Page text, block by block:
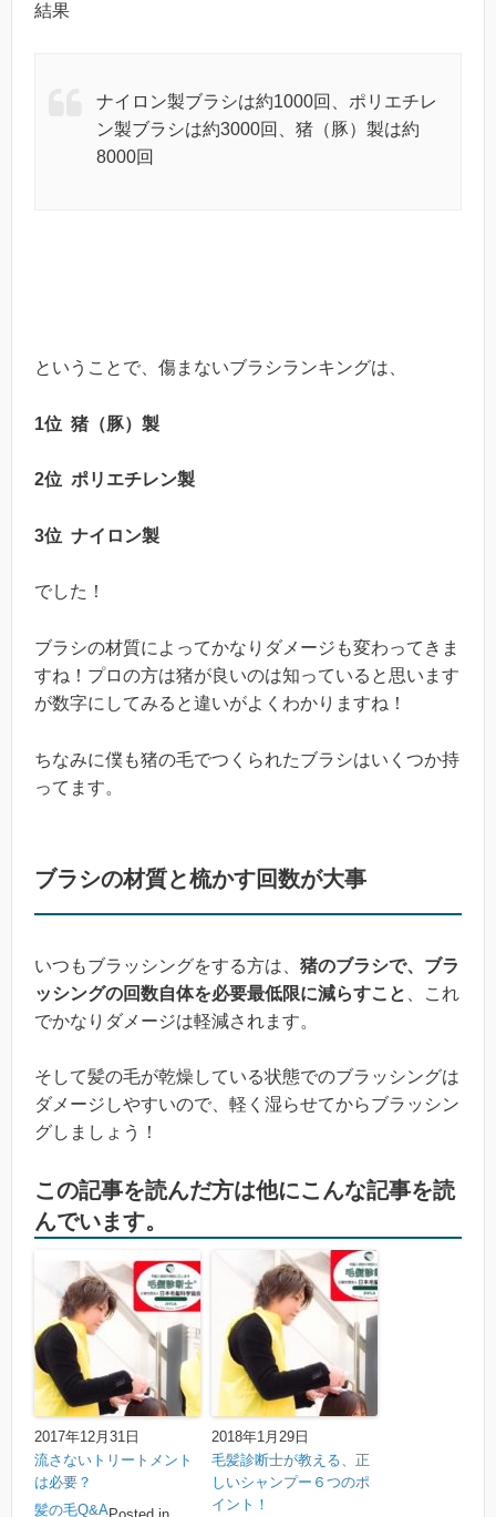
結果
ナイロン製ブラシは約1000回、ポリエチレ
ン製ブラシは約3000回、猪（豚）製は約
8000回
ということで、傷まないブラシランキングは、
1位 猪（豚）製
2位 ポリエチレン製
3位 ナイロン製
でした！
ブラシの材質によってかなりダメージも変わってきま
すね！プロの方は猪が良いのは知っていると思います
が数字にしてみると違いがよくわかりますね！
ちなみに僕も猪の毛でつくられたブラシはいくつか持
ってます。
ブラシの材質と梳かす回数が大事
いつもブラッシングをする方は、 猪のブラシで、ブラ
ッシングの回数自体を必要最低限に減らすこと
、これ
でかなりダメージは軽減されます。
そして髪の毛が乾燥している状態でのブラッシングは
ダメージしやすいので、軽く湿らせてからブラッシン
グしましょう！
この記事を読んだ方は他にこんな記事を読
んでいます。
2017年12月31日
流さないトリートメント
は必要？
髪の毛Q&A
2018年1月29日
毛髪診断士が教える、正
しいシャンプー６つのポ
イント！